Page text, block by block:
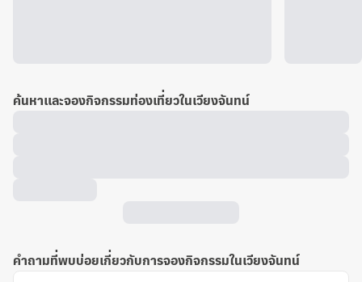
ค้นหาและจองกิจกรรมท่องเที่ยวในเวียงจันทน์
คำถามที่พบบ่อยเกี่ยวกับการจองกิจกรรมในเวียงจันทน์